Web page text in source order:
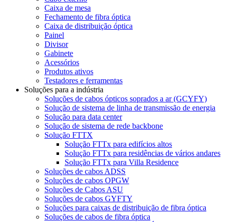
Caixa de mesa
Fechamento de fibra óptica
Caixa de distribuição óptica
Painel
Divisor
Gabinete
Acessórios
Produtos ativos
Testadores e ferramentas
Soluções para a indústria
Soluções de cabos ópticos soprados a ar (GCYFY)
Solução de sistema de linha de transmissão de energia
Solução para data center
Solução de sistema de rede backbone
Solução FTTX
Solução FTTx para edifícios altos
Solução FTTx para residências de vários andares
Solução FTTx para Villa Residence
Soluções de cabos ADSS
Soluções de cabos OPGW
Soluções de Cabos ASU
Soluções de cabos GYFTY
Soluções para caixas de distribuição de fibra óptica
Soluções de cabos de fibra óptica